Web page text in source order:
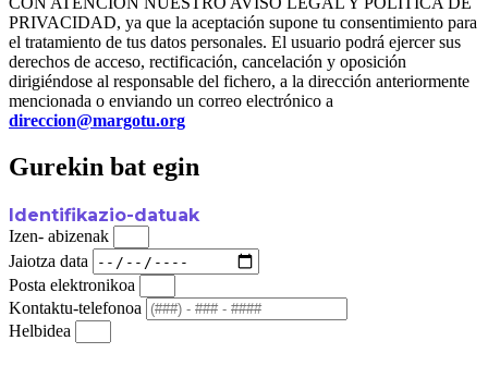
PRIVACIDAD, ya que la aceptación supone tu consentimiento para
el tratamiento de tus datos personales. El usuario podrá ejercer sus
derechos de acceso, rectificación, cancelación y oposición
dirigiéndose al responsable del fichero, a la dirección anteriormente
mencionada o enviando un correo electrónico a
direccion@margotu.org
Gurekin bat egin
Identifikazio-datuak
Izen- abizenak
Jaiotza data
Posta elektronikoa
Kontaktu-telefonoa
Helbidea